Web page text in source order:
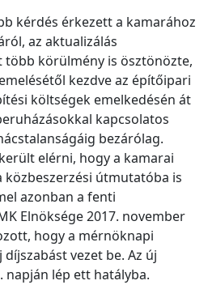
kérdés érkezett a kamarához
az aktualizálás
több körülmény is ösztönözte,
kezdve az építőipari
költségek emelkedésén át
kapcsolatos
bezárólag.
elérni, hogy a kamarai
közbeszerzési útmutatóba is
azonban a fenti
Elnöksége 2017. november
hogy a mérnöknapi
vezet be. Az új
napján lép ett hatályba.